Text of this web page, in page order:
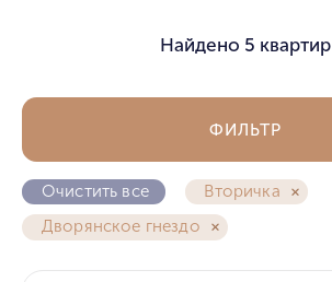
Найдено 5 квартир
Очистить все
Вторичка
Дворянское гнездо
ФИЛЬТР